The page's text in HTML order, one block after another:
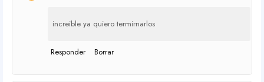
increible ya quiero termirnarlos
Responder Borrar